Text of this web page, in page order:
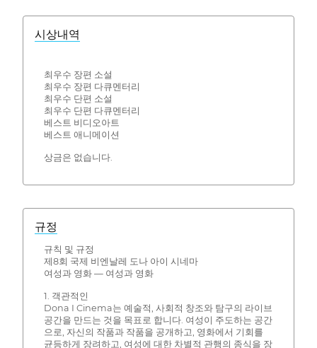
시상내역
최우수 장편 소설
최우수 장편 다큐멘터리
최우수 단편 소설
최우수 단편 다큐멘터리
베스트 비디오아트
베스트 애니메이션
상금은 없습니다.
규정
규칙 및 규정
제8회 국제 비엔날레 도나 아이 시네마
여성과 영화 — 여성과 영화
1. 객관적인
Dona I Cinema는 예술적, 사회적 창조와 탐구의 라이브
공간을 만드는 것을 목표로 합니다. 여성이 주도하는 공간
으로, 자신의 작품과 작품을 공개하고, 영화에서 기회를
균등하게 장려하고, 여성에 대한 차별적 관행의 종식을 장